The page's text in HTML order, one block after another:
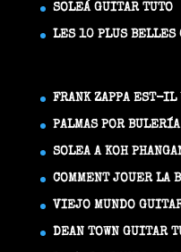
SOLEÁ GUITAR TUTO
LES 10 PLUS BELLES
FRANK ZAPPA EST-IL
PALMAS POR
SOLEA A KOH
COMMENT JOUER LA
VIEJO MUNDO
DEAN TOWN GUITAR